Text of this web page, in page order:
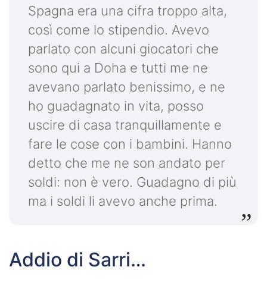
Spagna era una cifra troppo alta,
così come lo stipendio. Avevo
parlato con alcuni giocatori che
sono qui a Doha e tutti me ne
avevano parlato benissimo, e ne
ho guadagnato in vita, posso
uscire di casa tranquillamente e
fare le cose con i bambini. Hanno
detto che me ne son andato per
soldi: non è vero. Guadagno di più
ma i soldi li avevo anche prima.
Addio di Sarri…